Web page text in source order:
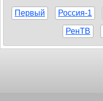
Первый Россия-1
РенТВ